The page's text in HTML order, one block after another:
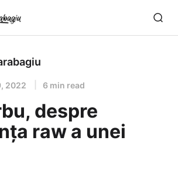
2022 6 min read
despre
raw a unei